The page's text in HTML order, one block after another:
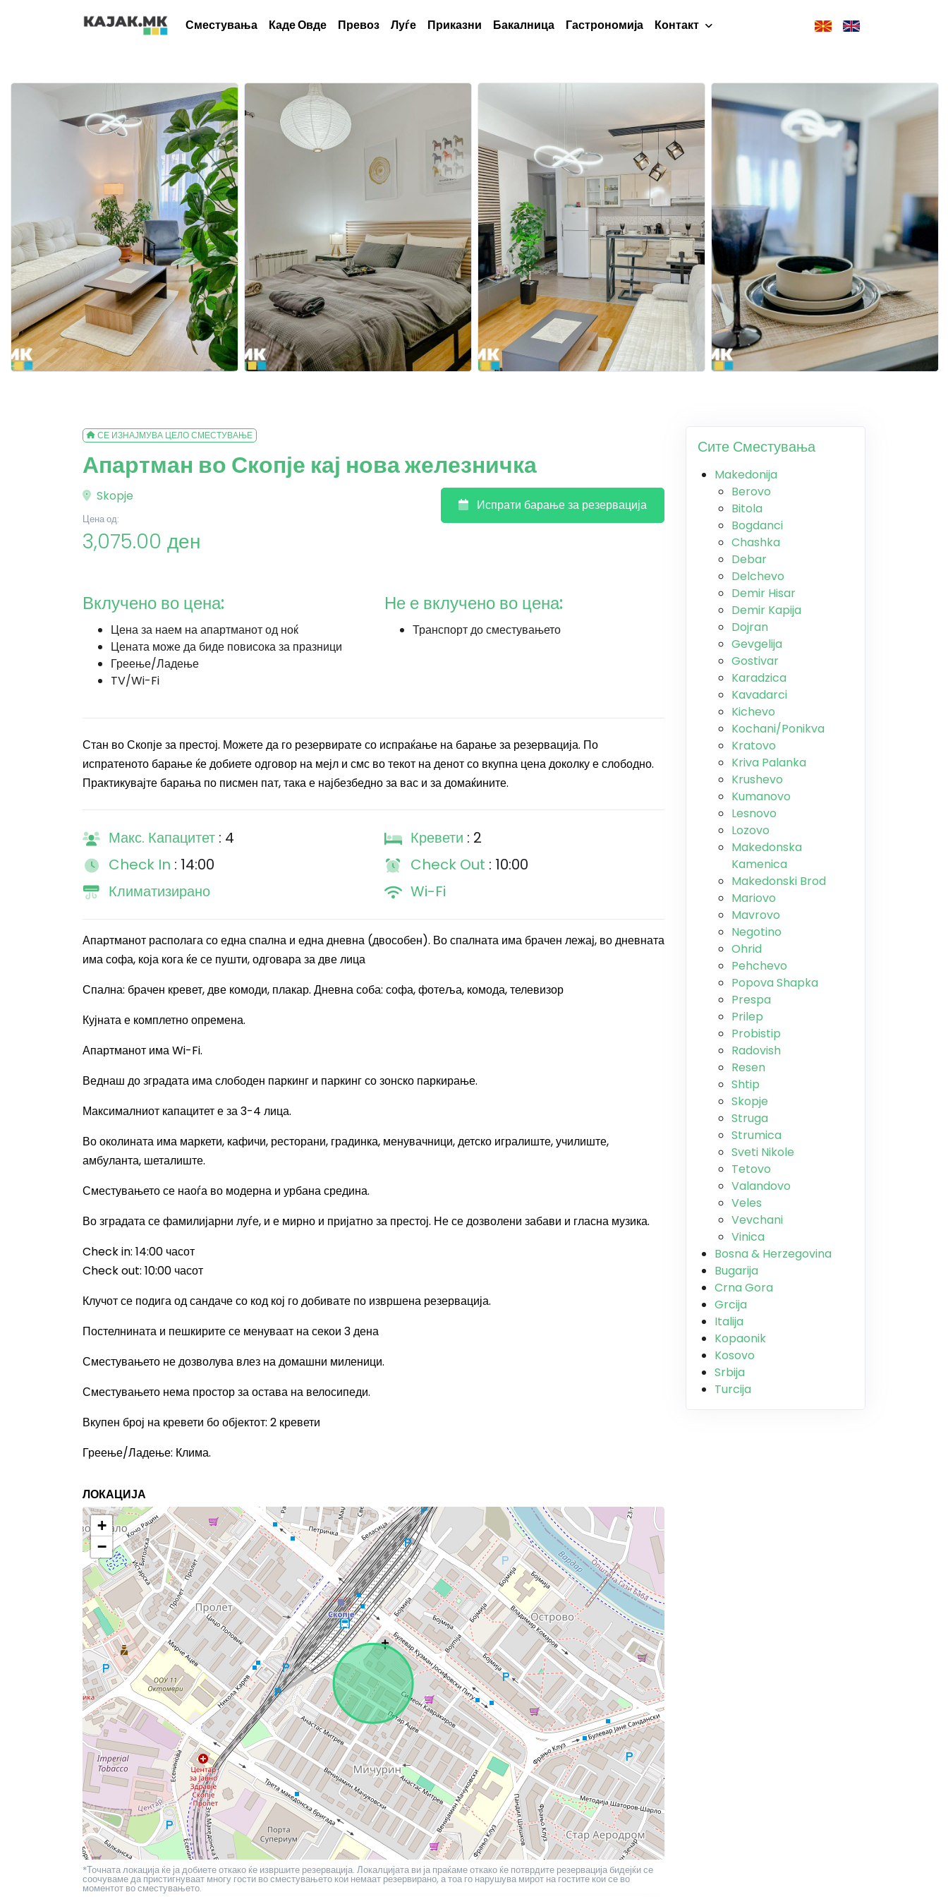
Сместувања Каде Овде Превоз Луѓе Приказни Бакалница Гастрономија Контакт
СЕ ИЗНАЈМУВА ЦЕЛО СМЕСТУВАЊЕ
Апартман во Скопје кај нова железничка
Skopje
Цена од:
3,075.00 ден
Испрати барање за резервација
Вклучено во цена:
Цена за наем на апартманот од ноќ
Цената може да биде повисока за празници
Греење/Ладење
TV/Wi-Fi
Не е вклучено во цена:
Транспорт до сместувањето
Стан во Скопје за престој. Можете да го резервирате со испраќање на барање за резервација. По
испратеното барање ќе добиете одговор на мејл и смс во текот на денот со вкупна цена доколку е слободно.
Практикувајте барања по писмен пат, така е најбезбедно за вас и за домаќините.
Макс. Капацитет : 4 Кревети : 2
Check In : 14:00 Check Out : 10:00
Климатизирано
Wi-Fi
Апартманот располага со една спална и една дневна (двособен). Во спалната има брачен лежај, во дневната
има софа, која кога ќе се пушти, одговара за две лица
Спална: брачен кревет, две комоди, плакар. Дневна соба: софа, фотеља, комода, телевизор
Кујната е комплетно опремена.
Апартманот имаWi-Fi.
Веднаш до зградата има слободен паркинг и паркинг со зонско паркирање.
Максималниот капацитет е за 3-4 лица.
Во околината има маркети, кафичи, ресторани, градинка, менувачници, детско игралиште, училиште,
амбуланта, шеталиште.
Сместувањето се наоѓа во модерна и урбана средина.
Во зградата се фамилијарни луѓе, и е мирно и пријатно за престој. Не се дозволени забави и гласна музика.
Check in: 14:00 часот
Check out: 10:00 часот
Клучот се подига од сандаче со код кој го добивате по извршена резервација.
Постелнината и пешкирите се менуваат на секои 3 дена
Сместувањето не дозволува влез на домашни миленици.
Сместувањето нема простор за остава на велосипеди.
Вкупен број на кревети бо објектот: 2 кревети
Греење/Ладење: Клима.
ЛОКАЦИЈА
+
−
*Точната локација ќе ја добиете откако ќе извршите резервација. Локалцијата ви ја праќаме откако ќе потврдите резервација бидејќи се
соочуваме да пристигнуваат многу гости во сместувањето кои немаат резервирано, а тоа го нарушува мирот на гостите кои се во
моментот во сместувањето.
Сите Сместувања
Makedonija
Berovo
Bitola
Bogdanci
Chashka
Debar
Delchevo
Demir Hisar
Demir Kapija
Dojran
Gevgelija
Gostivar
Karadzica
Kavadarci
Kichevo
Kochani/Ponikva
Kratovo
Kriva Palanka
Krushevo
Kumanovo
Lesnovo
Lozovo
Makedonska
Kamenica
Makedonski Brod
Mariovo
Mavrovo
Negotino
Ohrid
Pehchevo
Popova Shapka
Prespa
Prilep
Probistip
Radovish
Resen
Shtip
Skopje
Struga
Strumica
Sveti Nikole
Tetovo
Valandovo
Veles
Vevchani
Vinica
Bosna & Herzegovina
Bugarija
Crna Gora
Grcija
Italija
Kopaonik
Kosovo
Srbija
Turcija